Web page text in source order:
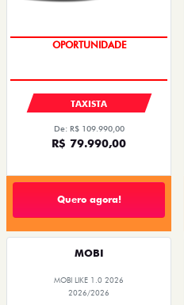
OPORTUNIDADE
TAXISTA
De: R$ 109.990,00
R$ 79.990,00
Quero agora!
MOBI
MOBI LIKE 1.0 2026
2026/2026